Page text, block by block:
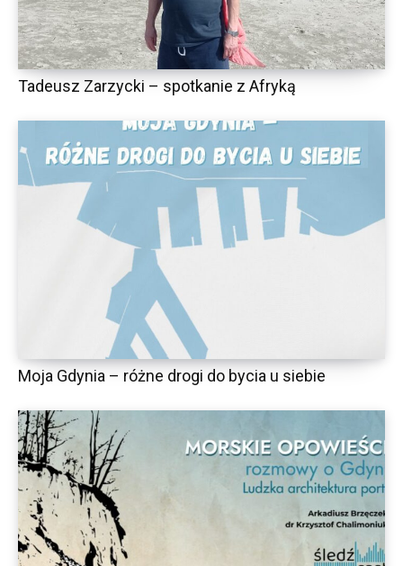
Tadeusz Zarzycki – spotkanie z Afryką
Moja Gdynia – różne drogi do bycia u siebie